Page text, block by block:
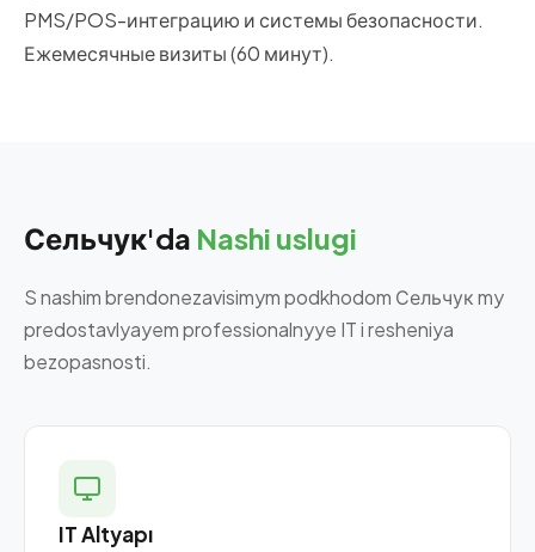
PMS/POS-интеграцию и системы безопасности.
Ежемесячные визиты (60 минут).
Сельчук'da Nashi uslugi
S nashim brendonezavisimym podkhodom Сельчук my
predostavlyayem professionalnyye IT i resheniya
bezopasnosti.
IT Altyapı